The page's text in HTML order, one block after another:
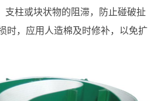
支柱或块状物的阻滞，防止碰破扯
时，应用人造棉及时修补，以免扩